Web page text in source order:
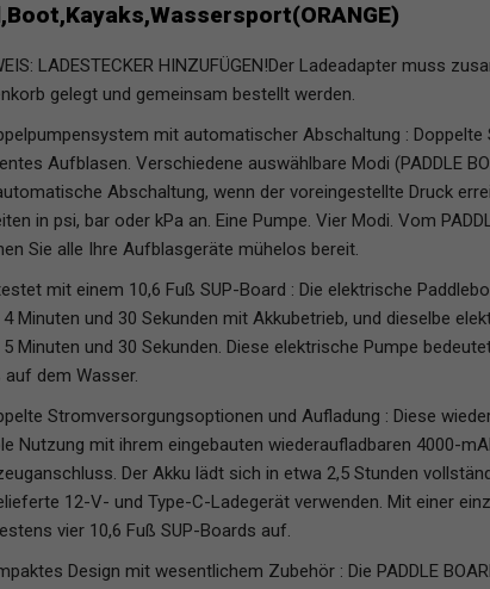
LADESTECKER HINZUFÜGEN!Der Ladeadapter muss
gelegt und gemeinsam bestellt werden.
mit automatischer Abschaltung : Doppelte
Aufblasen. Verschiedene auswählbare Modi (PADDLE
Abschaltung, wenn der voreingestellte Druck
in psi, bar oder kPa an. Eine Pumpe. Vier Modi. Vom
Sie alle Ihre Aufblasgeräte mühelos bereit.
mit einem 10,6 Fuß SUP-Board : Die elektrische
Minuten und 30 Sekunden mit Akkubetrieb, und dieselbe
Minuten und 30 Sekunden. Diese elektrische Pumpe
auf dem Wasser.
Stromversorgungsoptionen und Aufladung : Diese
Nutzung mit ihrem eingebauten wiederaufladbaren 4000-
Der Akku lädt sich in etwa 2,5 Stunden
12-V- und Type-C-Ladegerät verwenden. Mit einer
vier 10,6 Fuß SUP-Boards auf.
Design mit wesentlichem Zubehör : Die PADDLE